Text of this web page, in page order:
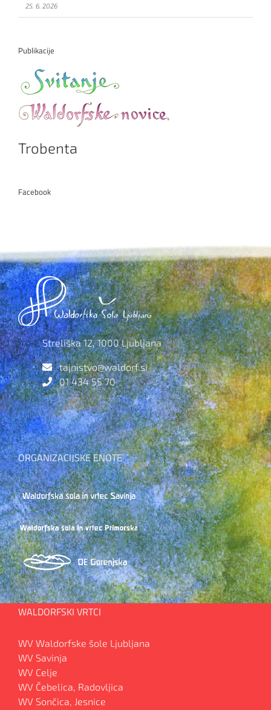
25. 6. 2026
Publikacije
Trobenta
Facebook
Streliška 12, 1000 Ljubljana
tajnistvo@waldorf.si
01 434 55 70
ORGANIZACIJSKE ENOTE
WALDORFSKI VRTCI
WV Waldorfske šole Ljubljana
WV Savinja
WV Celje
WV Čebelica, Radovljica
WV Sončica, Jesnice